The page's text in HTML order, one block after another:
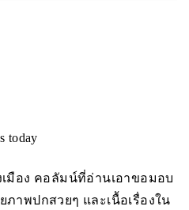
today
มือง คอลัมน์ที่อ่านเอาขอมอบ
าพปกสวยๆ และเนื้อเรื่องใน